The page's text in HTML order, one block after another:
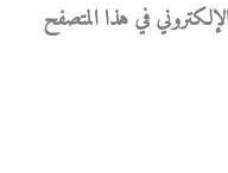
في هذا المتصفح